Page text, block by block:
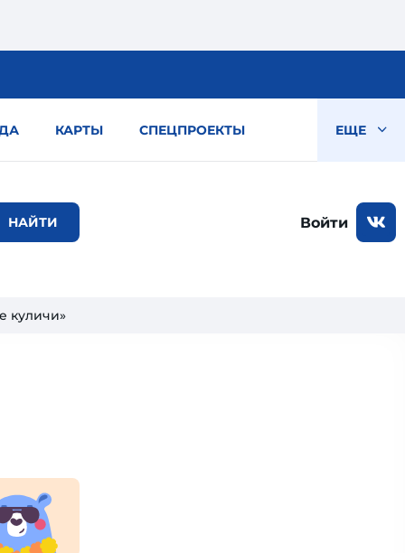
КАРТЫ СПЕЦПРОЕКТЫ ЕЩЕ
Войти
куличи»